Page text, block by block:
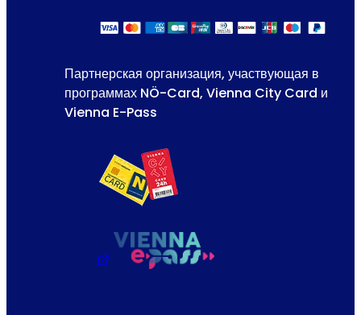
Партнерская организация, участвующая в
программах NÖ-Card, Vienna City Card и
Vienna E-Pass